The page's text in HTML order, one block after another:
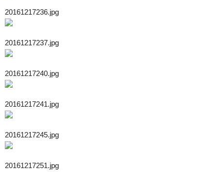
20161217236.jpg
20161217237.jpg
20161217240.jpg
20161217241.jpg
20161217245.jpg
20161217251.jpg